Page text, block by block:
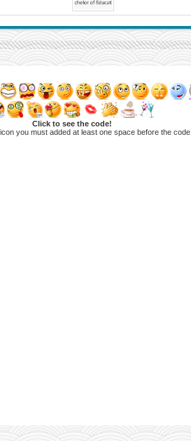
Click to see the code!
you must added at least one space before the code.